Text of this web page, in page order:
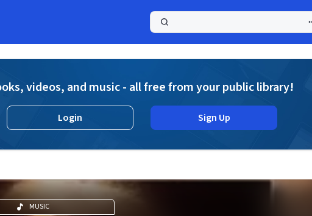
videos, and music - all free from your public library!
Login Sign Up
MUSIC